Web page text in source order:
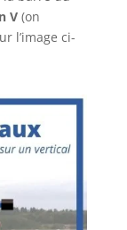
V(on
l’image ci-